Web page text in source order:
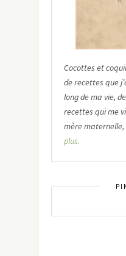
Cocottes et
de recettes que
long de ma vie,
recettes qui me
mère maternelle,
plus.